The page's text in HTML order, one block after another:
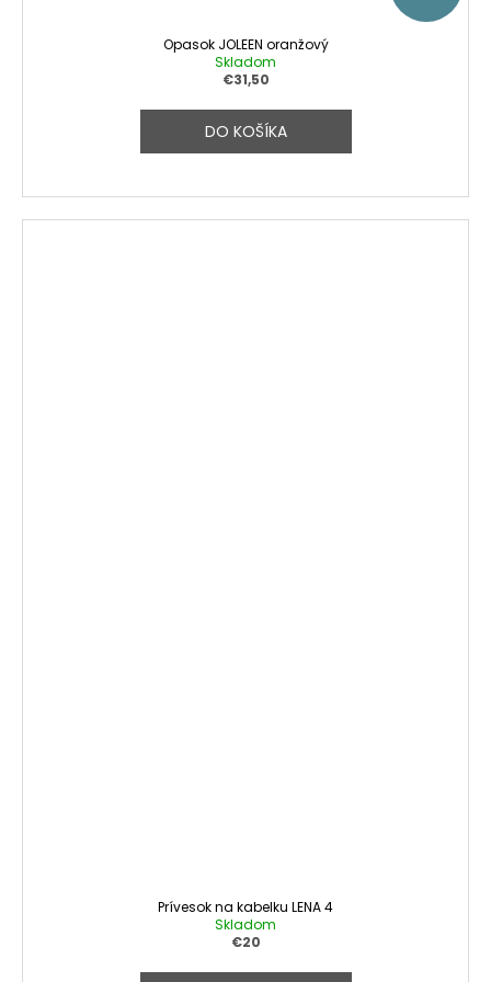
Opasok JOLEEN oranžový
Skladom
€31,50
DO KOŠÍKA
Prívesok na kabelku LENA 4
Skladom
€20